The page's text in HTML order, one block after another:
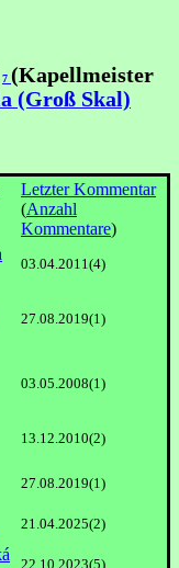
7 (Kapellmeister
(Groß Skal)
Letzter Kommentar
(Anzahl
Kommentare)
03.04.2011(4)
27.08.2019(1)
03.05.2008(1)
13.12.2010(2)
27.08.2019(1)
21.04.2025(2)
22.10.2023(5)